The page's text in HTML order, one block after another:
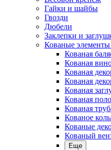
Гайки и шайбы
Гвозди
Дюбели
Заклепки и
Кованые элементы
Кованая
Кованая
Кованая
Кованая
Кованая
Кованая
Кованая
Кованое
Кованые
Кованый
Еще